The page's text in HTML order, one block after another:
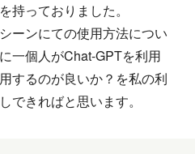
持っておりました。
ーンにての使用方法につい
一個人がChat-GPTを利用
するのが良いか？を私の利
できればと思います。